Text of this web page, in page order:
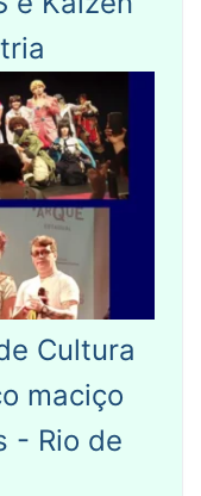
Cultura
maciço
- Rio de